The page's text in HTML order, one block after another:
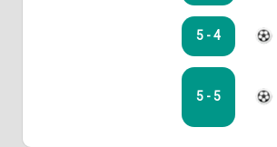
5 - 4
5 - 5